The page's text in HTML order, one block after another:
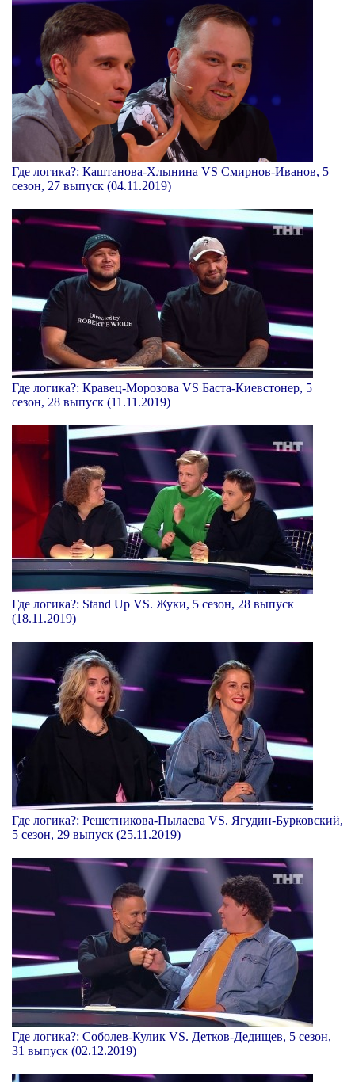
Где логика?: Каштанова-Хлынина VS Смирнов-Иванов, 5
сезон, 27 выпуск (04.11.2019)
Где логика?: Кравец-Морозова VS Баста-Киевстонер, 5
сезон, 28 выпуск (11.11.2019)
Где логика?: Stand Up VS. Жуки, 5 сезон, 28 выпуск
(18.11.2019)
Где логика?: Решетникова-Пылаева VS. Ягудин-Бурковский,
5 сезон, 29 выпуск (25.11.2019)
Где логика?: Соболев-Кулик VS. Детков-Дедищев, 5 сезон,
31 выпуск (02.12.2019)